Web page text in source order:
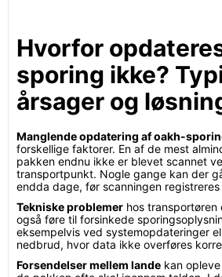
Hvorfor
sporing ikke?
årsager og
Manglende opdatering af oakh-
forskellige faktorer. En af de mest
pakken endnu ikke er blevet scannet
transportpunkt. Nogle gange kan der
endda dage, før scanningen
Tekniske problemer hos transportøren
også føre til forsinkede
eksempelvis ved systemopdateringer
nedbrud, hvor data ikke overføres
Forsendelser mellem lande kan